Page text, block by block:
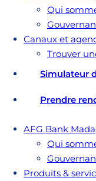
Qui
Canaux et
Trouver
Simulateur
Prendre
AFG Bank
Qui
Produits &